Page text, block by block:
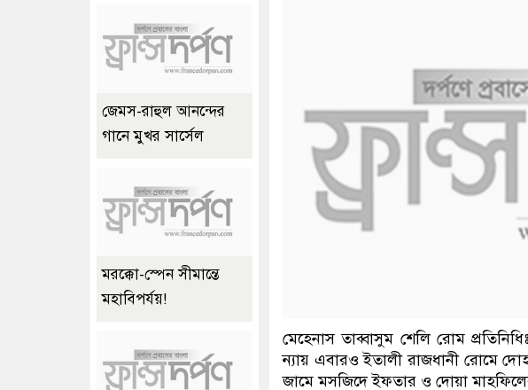
মেহেনাস তাব্বাসুম শেলি রোম
ন্যায় এবারও ইতালী রাজধানী রোমে
জামে মসজিদে ইফতার ও দোয়া
জেমস-রাহুল আনন্দের
গানে মুখর সার্সেল
মরক্কো-স্পেন সীমান্তে
মহাবিপর্যয়!